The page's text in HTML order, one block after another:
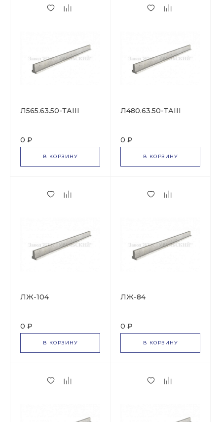
Л565.63.50-ТАIII
0 ₽
В КОРЗИНУ
Л480.63.50-ТАIII
0 ₽
В КОРЗИНУ
ЛЖ-104
0 ₽
В КОРЗИНУ
ЛЖ-84
0 ₽
В КОРЗИНУ